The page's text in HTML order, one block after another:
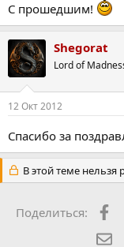
С прошедшим!
Shegorat
Lord of
12 Окт 2012
Спасибо за
В этой теме
Поделиться: